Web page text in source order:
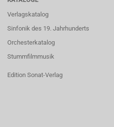
Verlagskatalog
Sinfonik des 19. Jahrhunderts
Orchesterkatalog
Stummfilmmusik
Edition Sonat-Verlag